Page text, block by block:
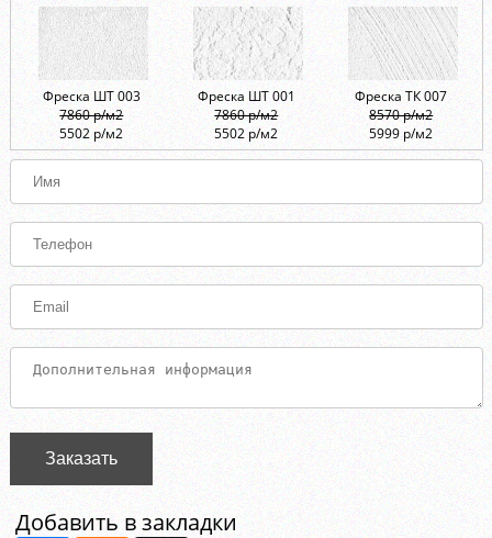
Фреска ШТ 003
7860 р/м2
5502 р/м2
Фреска ШТ 001
7860 р/м2
5502 р/м2
Фреска ТК 007
8570 р/м2
5999 р/м2
Заказать
Добавить в закладки